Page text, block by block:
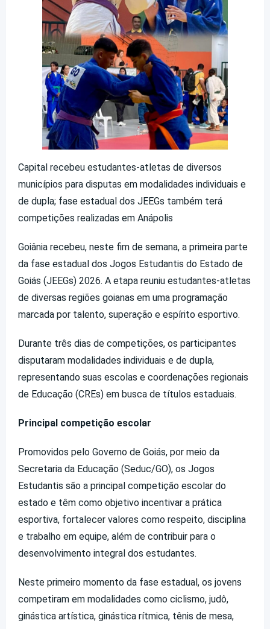
Capital recebeu estudantes-atletas de diversos
municípios para disputas em modalidades individuais e
de dupla; fase estadual dos JEEGs também terá
competições realizadas em Anápolis
Goiânia recebeu, neste fim de semana, a primeira parte
da fase estadual dos Jogos Estudantis do Estado de
Goiás (JEEGs) 2026. A etapa reuniu estudantes-atletas
de diversas regiões goianas em uma programação
marcada por talento, superação e espírito esportivo.
Durante três dias de competições, os participantes
disputaram modalidades individuais e de dupla,
representando suas escolas e coordenações regionais
de Educação (CREs) em busca de títulos estaduais.
Principal competição escolar
Promovidos pelo Governo de Goiás, por meio da
Secretaria da Educação (Seduc/GO), os Jogos
Estudantis são a principal competição escolar do
estado e têm como objetivo incentivar a prática
esportiva, fortalecer valores como respeito, disciplina
e trabalho em equipe, além de contribuir para o
desenvolvimento integral dos estudantes.
Neste primeiro momento da fase estadual, os jovens
competiram em modalidades como ciclismo, judô,
ginástica artística, ginástica rítmica, tênis de mesa,